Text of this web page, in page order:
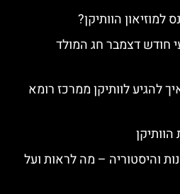
הוותיקן?
חודש דצמבר חג המולד
להגיע לוותיקן ממרכז רומא
והיסטוריה – מה לראות ועל